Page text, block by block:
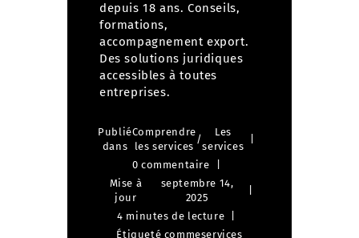
depuis 18 ans. Conseils,
formations,
accompagnement export.
Des solutions juridiques
accessibles à toutes
entreprises.
Publié
dans
Comprendre
les services
/
Les
services
0 commentaire
Mise à
jour
septembre 14,
2025
4 minutes de lecture
Étiqueté commeservices